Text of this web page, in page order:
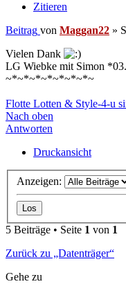
Zitieren
Beitrag von Maggan22 »
Vielen Dank
LG Wiebke mit Simon
~*~*~*~*~*~*~*~
Flotte Lotten & Style-4-u
Nach oben
Antworten
Druckansicht
Anzeigen:
5 Beiträge • Seite 1 von 1
Zurück zu „Datenträger“
Gehe zu